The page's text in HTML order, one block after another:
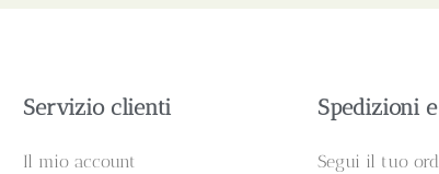
Servizio clienti
Il mio account
Spedizioni
Segui il tuo